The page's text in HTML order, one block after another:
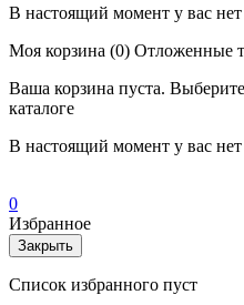
В настоящий момент у вас
Моя корзина (0) Отложенные
Ваша корзина пуста.
каталоге
В настоящий момент у вас
0
Избранное
Закрыть
Список избранного пуст